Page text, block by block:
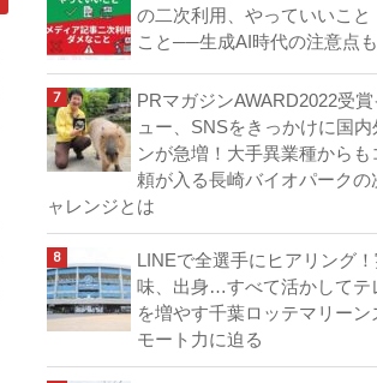
の二次利用、やっていいこと
こと──生成AI時代の注意点
PRマガジンAWARD2022受
ュー、SNSをきっかけに国内
ンが急増！大手異業種からも
頼が入る長崎バイオパークの
ャレンジとは
LINEで全選手にヒアリング
味、出身…すべて活かしてテ
を増やす千葉ロッテマリーン
モート力に迫る